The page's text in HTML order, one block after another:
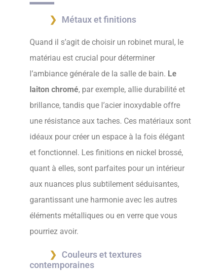
Métaux et finitions
Quand il s’agit de choisir un robinet mural, le
matériau est crucial pour déterminer
l’ambiance générale de la salle de bain. Le
laiton chromé, par exemple, allie durabilité et
brillance, tandis que l’acier inoxydable offre
une résistance aux taches. Ces matériaux sont
idéaux pour créer un espace à la fois élégant
et fonctionnel. Les finitions en nickel brossé,
quant à elles, sont parfaites pour un intérieur
aux nuances plus subtilement séduisantes,
garantissant une harmonie avec les autres
éléments métalliques ou en verre que vous
pourriez avoir.
Couleurs et textures
contemporaines